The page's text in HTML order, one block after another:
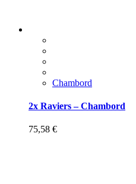
Chambord
2x Raviers – Chambord
75,58 €